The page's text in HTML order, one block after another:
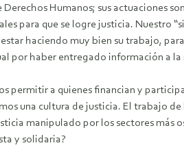
Derechos Humanos; sus actuaciones
para que se logre justicia. Nuestro
estar haciendo muy bien su trabajo,
por haber entregado información a
permitir a quienes financian y
una cultura de justicia. El trabajo
manipulado por los sectores más
y solidaria?